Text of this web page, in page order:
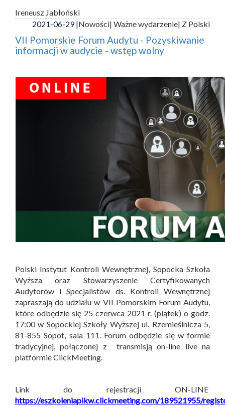
Ireneusz Jabłoński
2021-06-29 |Nowości| Ważne wydarzenie| Z Polski
VII Pomorskie Forum Audytu - Pozyskiwanie
informacji w audycie - wstęp wolny
Polski Instytut Kontroli Wewnętrznej, Sopocka Szkoła
Wyższa oraz Stowarzyszenie Certyfikowanych
Audytorów i Specjalistów ds. Kontroli Wewnętrznej
zapraszają do udziału w VII Pomorskim Forum Audytu,
które odbędzie się 25 czerwca 2021 r. (piątek) o godz.
17:00 w Sopockiej Szkoły Wyższej ul. Rzemieślnicza 5,
81-855 Sopot, sala 111. Forum odbędzie się w formie
tradycyjnej, połączonej z transmisją on-line live na
platformie ClickMeeting.
Link do rejestracji ON-LINE
https://eszkoleniapikw.clickmeeting.com/189521955/